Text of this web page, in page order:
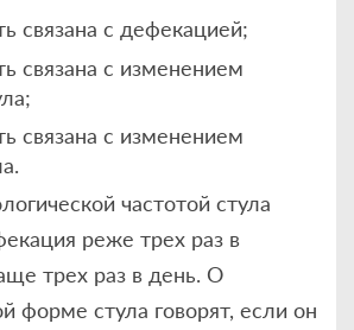
связана с дефекацией;
связана с изменением
связана с изменением
частотой стула
реже трех раз в
трех раз в день. О
форме стула говорят, если он